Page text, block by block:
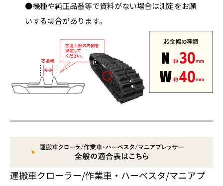
●機種や純正品番等で資料がない場合は測定をお願
いする場合があります。
運搬車クローラー/作業車・ハーベスタ/マニアプ